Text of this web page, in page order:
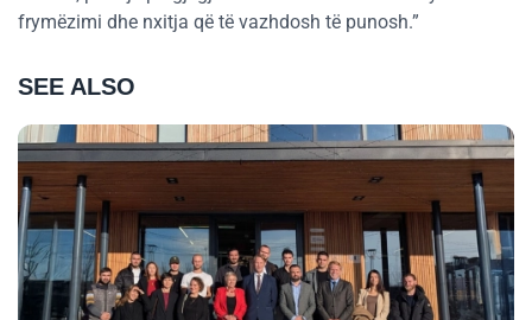
frymëzimi dhe nxitja që të vazhdosh të punosh.”
SEE ALSO